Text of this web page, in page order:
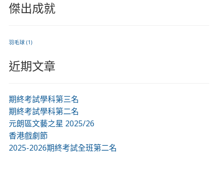
傑出成就
羽毛球(1)
近期文章
期終考試學科第三名
期終考試學科第二名
元朗區文藝之星 2025/26
香港戲劇節
2025-2026期終考試全班第二名